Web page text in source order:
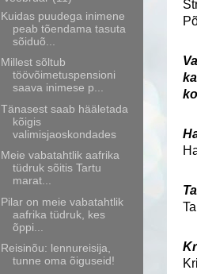
Kuidas puudega inimene
peab tõendama tasuta
sõiduõ...
Millest sõltub
töövõimetuspensioni
saava inimese p...
Tänasest saab hääletada
kõigis
valimisjaoskondades
Meie vabatahtlik aafrika
tüdruk sõitis Tartu
marat...
Pilar on meie vabatahtlik
aafrika tüdruk, kes
õppi...
Reisinõu: lennureisija,
tunne oma õiguseid!